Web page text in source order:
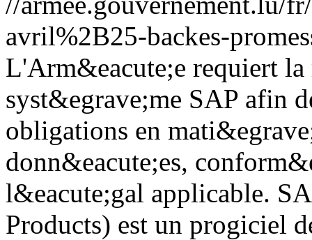
avril%2B25-backes-
L'Arm&eacute;e requiert la
syst&egrave;me SAP afin
obligations en
donn&eacute;es,
l&eacute;gal applicable.
Products) est un progiciel